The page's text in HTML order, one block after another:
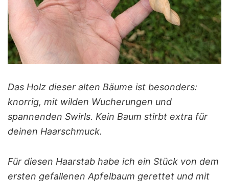
Das Holz dieser alten Bäume ist besonders:
knorrig, mit wilden Wucherungen und
spannenden Swirls. Kein Baum stirbt extra für
deinen Haarschmuck.
Für diesen Haarstab habe ich ein Stück von dem
ersten gefallenen Apfelbaum gerettet und mit